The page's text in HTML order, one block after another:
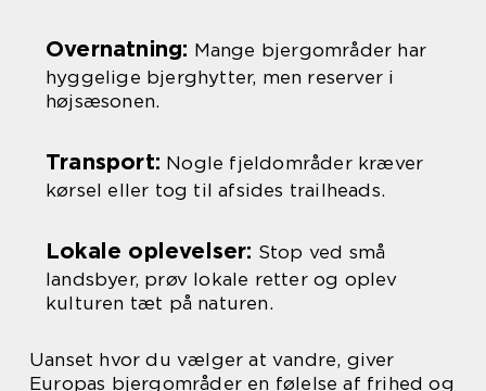
Overnatning: Mange bjergområder har
hyggelige bjerghytter, men reserver i
højsæsonen.
Transport: Nogle fjeldområder kræver
kørsel eller tog til afsides trailheads.
Lokale oplevelser: Stop ved små
landsbyer, prøv lokale retter og oplev
kulturen tæt på naturen.
Uanset hvor du vælger at vandre, giver
Europas bjergområder en følelse af frihed og